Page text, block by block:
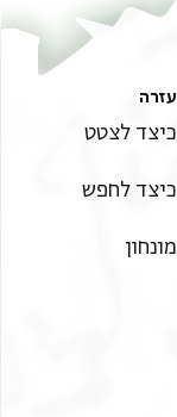
עזרה
כיצד לצטט
כיצד לחפש
מונחון